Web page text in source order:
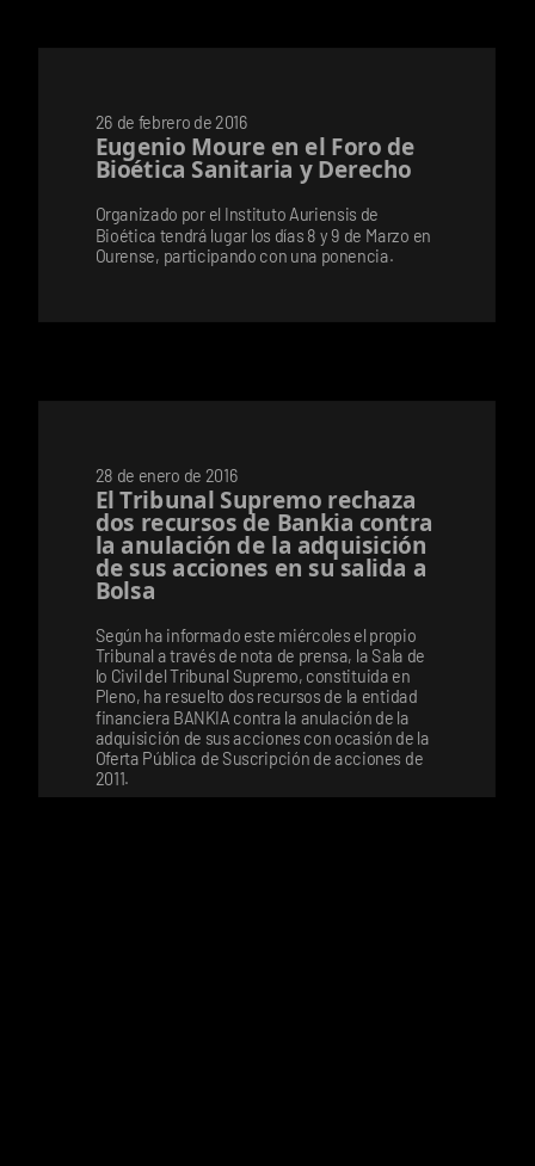
26 de febrero de 2016
Eugenio Moure en el Foro de
Bioética Sanitaria y Derecho
Organizado por el Instituto Auriensis de
Bioética tendrá lugar los días 8 y 9 de Marzo en
Ourense, participando con una ponencia.
28 de enero de 2016
El Tribunal Supremo rechaza
dos recursos de Bankia contra
la anulación de la adquisición
de sus acciones en su salida a
Bolsa
Según ha informado este miércoles el propio
Tribunal a través de nota de prensa, la Sala de
lo Civil del Tribunal Supremo, constituida en
Pleno, ha resuelto dos recursos de la entidad
financiera BANKIA contra la anulación de la
adquisición de sus acciones con ocasión de la
Oferta Pública de Suscripción de acciones de
2011.